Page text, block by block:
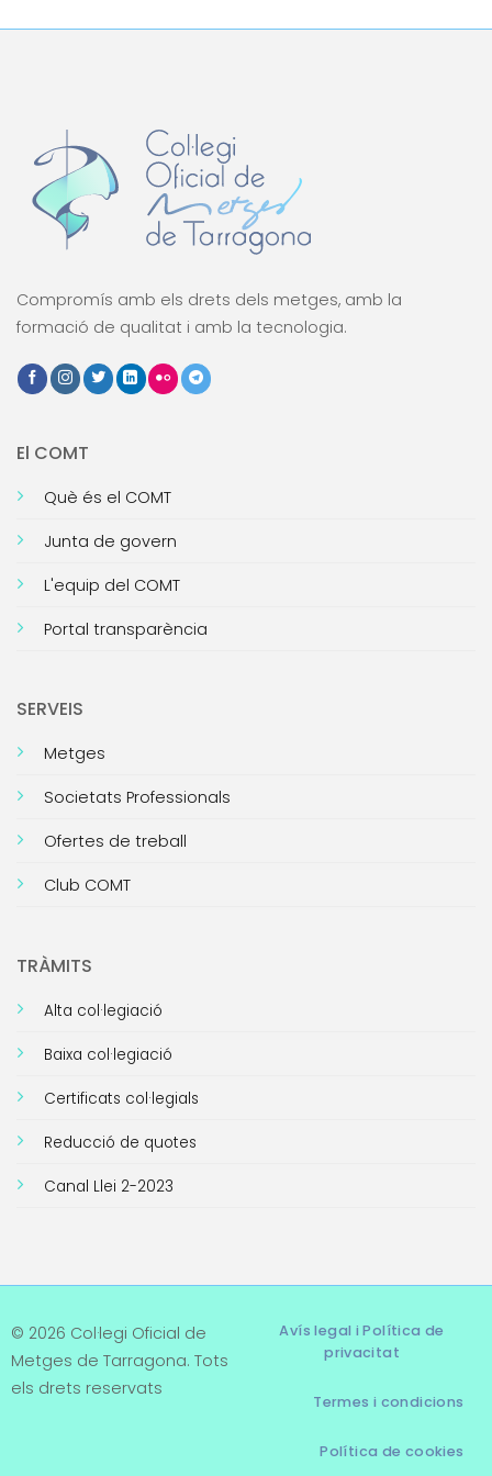
Compromís amb els drets dels metges, amb la
formació de qualitat i amb la tecnologia.
El COMT
Què és el COMT
Junta de govern
L'equip del COMT
Portal transparència
SERVEIS
Metges
Societats Professionals
Ofertes de treball
Club COMT
TRÀMITS
Alta col·legiació
Baixa col·legiació
Certificats col·legials
Reducció de quotes
Canal Llei 2-2023
© 2026 Col·legi Oficial de
Metges de Tarragona. Tots
els drets reservats
Avís legal i Política de
privacitat
Termes i condicions
Política de cookies